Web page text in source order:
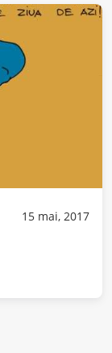
15 mai, 2017